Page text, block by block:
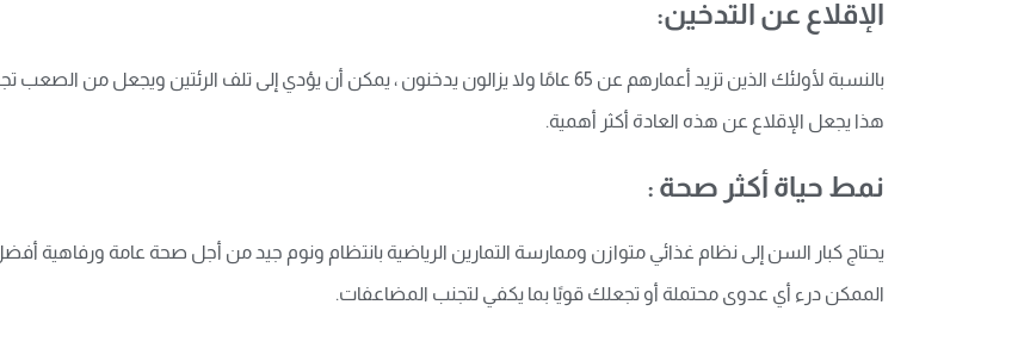
الإقلاع عن التدخين:
بالنسبة لأولئك الذين تزيد أعمارهم عن 65 عامًا ولا يزالون يدخنون ، يمكن أن يؤدي إلى تلف
هذا يجعل الإقلاع عن هذه العادة أكثر أهمية.
نمط حياة أكثر صحة :
يحتاج كبار السن إلى نظام غذائي متوازن وممارسة التمارين الرياضية بانتظام ونوم جيد من أجل صحة عامة
الممكن درء أي عدوى محتملة أو تجعلك قويًا بما يكفي لتجنب المضاعفات.